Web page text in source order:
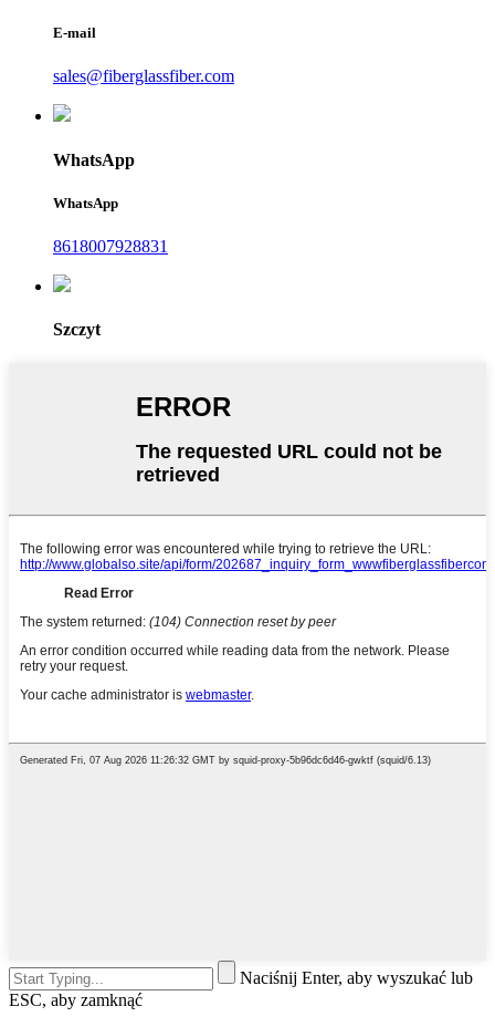
E-mail
sales@fiberglassfiber.com
WhatsApp
WhatsApp
8618007928831
Szczyt
Naciśnij Enter, aby wyszukać lub
ESC, aby zamknąć